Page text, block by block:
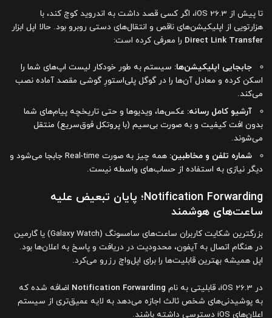
تا پیش از iOS 26.3، اگر کسی قصد داشت به اندروید کوچ کند، با
هزارتویی از اپلیکیشن‌های ناقص و انتقال‌های دستی روبرو بود. حالا اپل ابزار
Direct Link Transfer را معرفی کرده است:
جابجایی اپلیکیشن‌ها: سیستم به طور خودکار لیست اپ‌های شما را
اسکن کرده و معادل آن‌ها را در گوگل پلی‌استورِ گوشی مقصد آماده نصب
می‌کند.
آرشیو کامل رسانه: عکس‌ها، ویدیوها و حتی تاریخچه پیام‌های شما
بدون افت کیفیت و به صورت بی‌سیم (با پروتکل فوق‌سریع) منتقل
می‌شوند.
شماره تلفن و مخاطبین:
همه چیز به صورت Real-time جابجا می‌شود و
دیگر نیازی به استفاده از حساب‌های واسطه نیست.
Notification Forwarding؛ پایان تبعیض علیه
ساعت‌های هوشمند
بزرگترین شکایت کاربران ساعت‌های سامسونگ (Galaxy Watch) یا گارمین
در هنگام اتصال به آیفون، محدودیت در دریافت و پاسخ به اعلان‌ها بود.
اپل همیشه بهترین قابلیت‌ها را برای اپل‌واچ رزرو می‌کرد.
در iOS 26.3، قابلیتی به نام Notification Forwarding اضافه شده که
به پوشیدنی‌های شخص ثالث اجازه می‌دهد به لایه عمیق‌تری از سیستم
اعلان‌های iOS دسترسی داشته باشند.